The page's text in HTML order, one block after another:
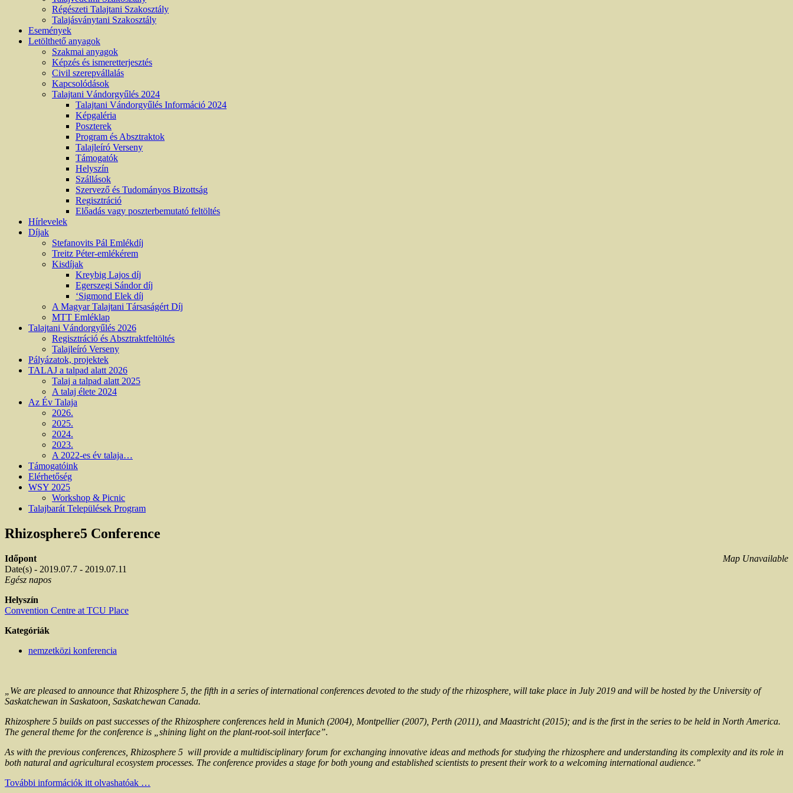
Régészeti Talajtani Szakosztály
Talajásványtani Szakosztály
Események
Letölthető anyagok
Szakmai anyagok
Képzés és ismeretterjesztés
Civil szerepvállalás
Kapcsolódások
Talajtani Vándorgyűlés 2024
Talajtani Vándorgyűlés Információ 2024
Képgaléria
Poszterek
Program és Absztraktok
Talajleíró Verseny
Támogatók
Helyszín
Szállások
Szervező és Tudományos Bizottság
Regisztráció
Előadás vagy poszterbemutató feltöltés
Hírlevelek
Díjak
Stefanovits Pál Emlékdíj
Treitz Péter-emlékérem
Kisdíjak
Kreybig Lajos díj
Egerszegi Sándor díj
‘Sigmond Elek díj
A Magyar Talajtani Társaságért Díj
MTT Emléklap
Talajtani Vándorgyűlés 2026
Regisztráció és Absztraktfeltöltés
Talajleíró Verseny
Pályázatok, projektek
TALAJ a talpad alatt 2026
Talaj a talpad alatt 2025
A talaj élete 2024
Az Év Talaja
2026.
2025.
2024.
2023.
A 2022-es év talaja…
Támogatóink
Elérhetőség
WSY 2025
Workshop & Picnic
Talajbarát Települések Program
Rhizosphere5 Conference
Map Unavailable
Időpont
Date(s) - 2019.07.7 - 2019.07.11
Egész napos
Helyszín
Convention Centre at TCU Place
Kategóriák
nemzetközi konferencia
„We are pleased to announce that Rhizosphere 5 , the fifth in a series of international conferences devoted to the study of the rhizosphere, will take place in July 2019 and will be hosted by the University of
Saskatchewan in Saskatoon, Saskatchewan Canada.
Rhizosphere 5 builds on past successes of the Rhizosphere conferences held in Munich (2004), Montpellier (2007), Perth (2011), and Maastricht (2015); and is the first in the series to be held in North America.
The general theme for the conference is „shining light on the plant-root-soil interface”.
As with the previous conferences, Rhizosphere 5 will provide a multidisciplinary forum for exchanging innovative ideas and methods for studying the rhizosphere and understanding its complexity and its role in
both natural and agricultural ecosystem processes. The conference provides a stage for both young and established scientists to present their work to a welcoming international audience.”
További információk itt olvashatóak …